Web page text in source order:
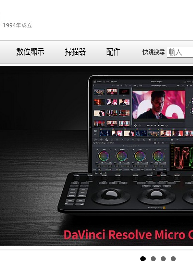
數位顯示 掃描器 配件 快跳搜尋